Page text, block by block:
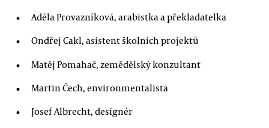
Adéla Provazníková, arabistka a překladatelka
Ondřej Cakl, asistent školních projektů
Matěj Pomahač, zemědělský konzultant
Martin Čech, environmentalista
Josef Albrecht, designér